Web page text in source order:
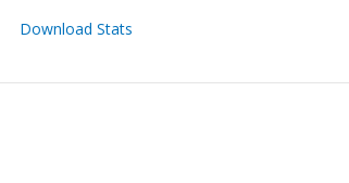
Download Stats